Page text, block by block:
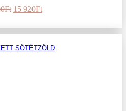
Ft Original
was:
19
900Ft.
15 920FtCurrent
is:
15
920Ft.
SÖTÉTZÖLD